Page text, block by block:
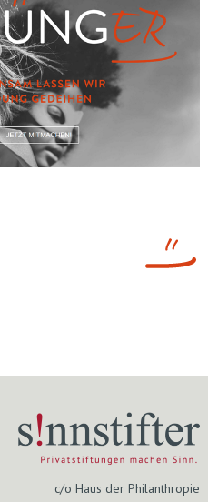
c/o Haus der Philanthropie